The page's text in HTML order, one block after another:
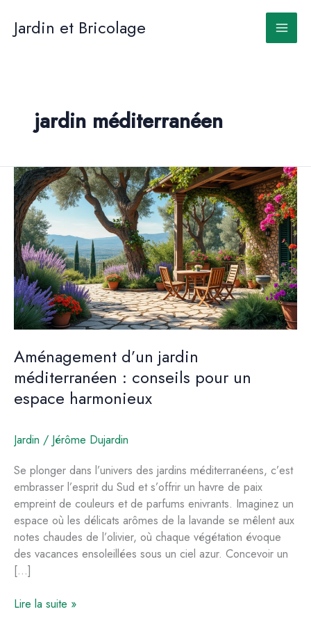
contenu
Jardin et Bricolage
jardin méditerranéen
Aménagement d’un jardin
méditerranéen : conseils pour un
espace harmonieux
Jardin / Jérôme Dujardin
Se plonger dans l’univers des jardins méditerranéens, c’est
embrasser l’esprit du Sud et s’offrir un havre de paix
empreint de couleurs et de parfums enivrants. Imaginez un
espace où les délicats arômes de la lavande se mêlent aux
notes chaudes de l’olivier, où chaque végétation évoque
des vacances ensoleillées sous un ciel azur. Concevoir un
[…]
Aménagement
Lire la suite »